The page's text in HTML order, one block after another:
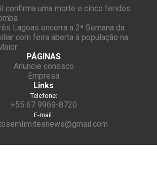
confirma uma morte e cinco feridos
Lagoas encerra a 2ª Semana da
com feira aberta à população na
PÁGINAS
Anuncie conosco
Empresa
Links
Telefone:
+55 67 9969-8720
E-mail: